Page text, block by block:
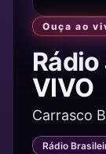
Ouça ao
VIVO
Carrasco
Rádio